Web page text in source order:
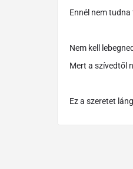
Ennél nem
Nem kell
Mert a szívedtől
Ez a szeretet